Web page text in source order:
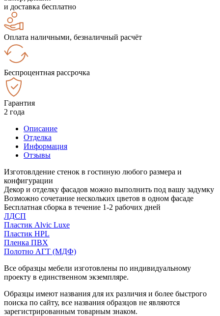
и доставка бесплатно
Оплата наличными, безналичный расчёт
Беспроцентная рассрочка
Гарантия
2 года
Описание
Отделка
Информация
Отзывы
Изготовлдение стенок в гостиную любого размера и
конфигурации
Декор и отделку фасадов можно выполнить под вашу задумку
Возможно сочетание нескольких цветов в одном фасаде
Бесплатная сборка в течение 1-2 рабочих дней
ЛДСП
Пластик Alvic Luxe
Пластик HPL
Пленка ПВХ
Полотно АГТ (МДФ)
Все образцы мебели изготовлены по индивидуальному
проекту в единственном экземпляре.
Образцы имеют названия для их различия и более быстрого
поиска по сайту, все названия образцов не являются
зарегистрированным товарным знаком.